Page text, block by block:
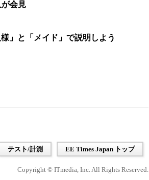
会見
」と「メイド」で説明しよう
テスト/計測 EE Times Japan トップ
Copyright © ITmedia, Inc. All Rights Reserved.